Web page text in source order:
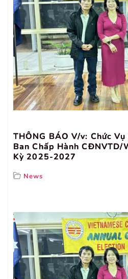
THÔNG BÁO V/v: Chức
Ban Chấp Hành
Kỳ 2025-2027
News